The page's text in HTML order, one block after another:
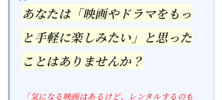
あなたは「映画やドラマをもっ
と手軽に楽しみたい」と思った
ことはありませんか？
「気になる映画はあるけど、レンタルするのも